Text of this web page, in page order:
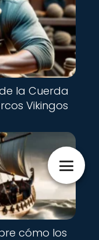
la Cuerda
Vikingos
cómo los